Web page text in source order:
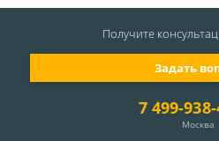
7 499-
Москва
Задать
Получите